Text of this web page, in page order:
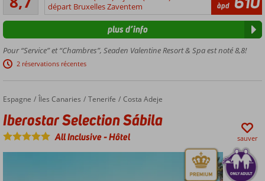
minimum
16 ans
de la
plage
Centre
204
commentairesdépart Bruxelles Zaventem
àpd
Pour “Service” et “Chambres”, Seaden Valentine Resort & Spa est noté 8,8!
2 réservations récentes
plus d’info
Accueil
Espagne Îles Canaries Tenerife Costa Adeje
Iberostar Selection Sábila
Iberostar Selection Sábila
All Inclusive-Hôtel sauver